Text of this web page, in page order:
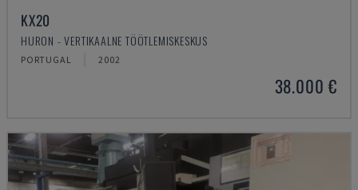
KX20
HURON - VERTIKAALNE TÖÖTLEMISKESKUS
PORTUGAL 2002
38.000 €